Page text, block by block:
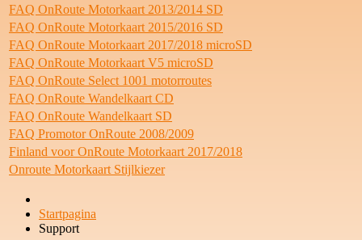
FAQ OnRoute Motorkaart 2013/2014 SD
FAQ OnRoute Motorkaart 2015/2016 SD
FAQ OnRoute Motorkaart 2017/2018 microSD
FAQ OnRoute Motorkaart V5 microSD
FAQ OnRoute Select 1001 motorroutes
FAQ OnRoute Wandelkaart CD
FAQ OnRoute Wandelkaart SD
FAQ Promotor OnRoute 2008/2009
Finland voor OnRoute Motorkaart 2017/2018
Onroute Motorkaart Stijlkiezer
Startpagina
Support